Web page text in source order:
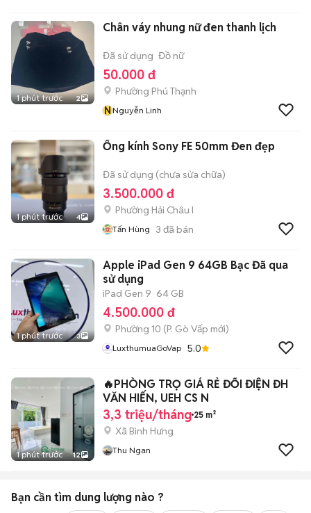
1 phút trước 2
Chân váy nhung nữ đen thanh lịch
Đã sử dụng Đồ nữ
50.000 đ
Phường Phú Thạnh
NNguyễn Linh
1 phút trước 4
Ống kính Sony FE 50mm Đen đẹp
Đã sử dụng (chưa sửa chữa)
3.500.000 đ
Phường Hải Châu I
Tấn Hùng 3 đã bán
1 phút trước 3
Apple iPad Gen 9 64GB Bạc Đã qua
sử dụng
iPad Gen 9 64 GB
4.500.000 đ
Phường 10 (P. Gò Vấp mới)
LuxthumuaGoVap 5.0
1 phút trước 12
🔥PHÒNG TRỌ GIÁ RẺ ĐỐI ĐIỆN ĐH
VĂN HIẾN, UEH CS N
3,3 triệu/tháng 25 m²
Xã Bình Hưng
Thu Ngan
Bạn cần tìm dung lượng nào ?